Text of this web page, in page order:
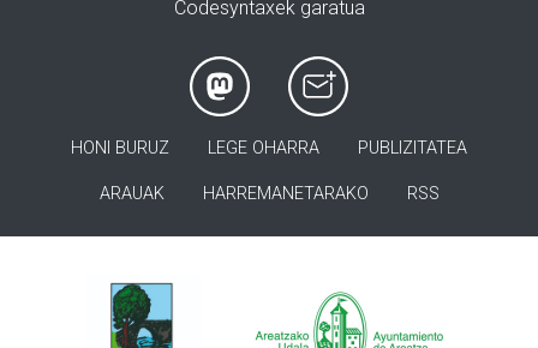
Codesyntaxek garatua
HONI BURUZ LEGE OHARRA PUBLIZITATEA
ARAUAK HARREMANETARAKO RSS